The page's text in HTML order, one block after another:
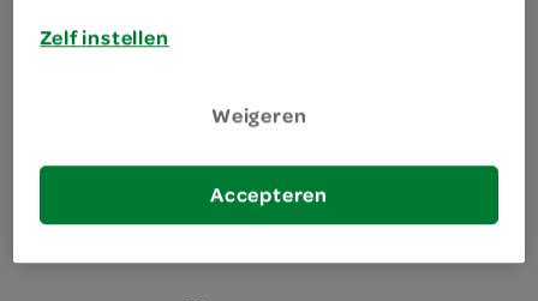
110 Gram
2. kies je SPAR
Zelf instellen
Weigeren
Accepteren